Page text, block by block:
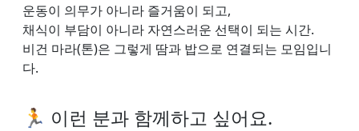
운동이 의무가 아니라 즐거움이 되고,
채식이 부담이 아니라 자연스러운 선택이 되는 시간.
비건 마라(톤)은 그렇게 땀과 밥으로 연결되는 모임입니
다.
🏃 이런 분과 함께하고 싶어요.